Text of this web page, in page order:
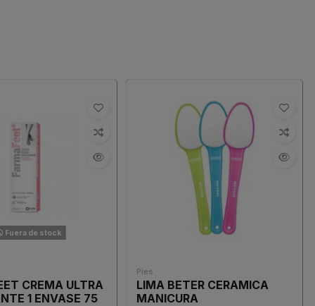
Fuera de stock
CREMA ULTRA
1 ENVASE 75
Pies
LIMA BETER CERAMICA
MANICURA